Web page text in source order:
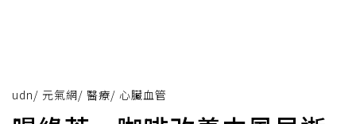
udn/ 元氣網/ 醫療/ 心臟血管